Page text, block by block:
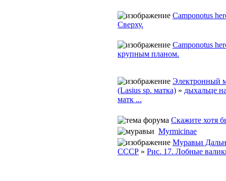
Camponotus
Сверху.
Camponotus
крупным планом.
Электронный
(Lasius sp. матка) » дыхальце
матк ...
Скажите хотя
Myrmicinae
Муравьи
СССР » Рис. 17. Лобные